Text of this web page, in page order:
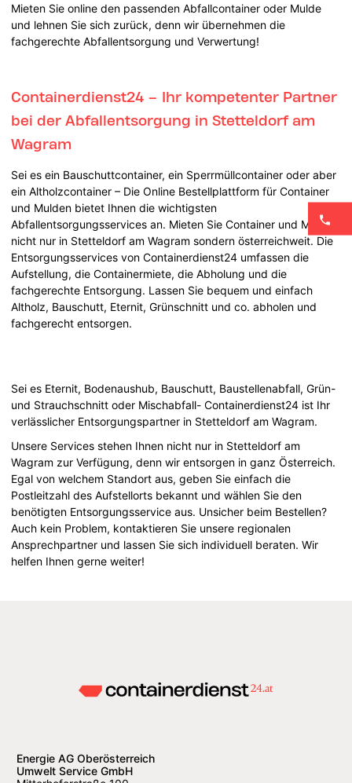
Mieten Sie online den passenden Abfallcontainer oder Mulde
und lehnen Sie sich zurück, denn wir übernehmen die
fachgerechte Abfallentsorgung und Verwertung!
Containerdienst24 – Ihr kompetenter Partner
bei der Abfallentsorgung in Stetteldorf am
Wagram
Sei es ein Bauschuttcontainer, ein Sperrmüllcontainer oder aber
ein Altholzcontainer – Die Online Bestellplattform für Container
und Mulden bietet Ihnen die wichtigsten
Abfallentsorgungsservices an. Mieten Sie Container und Mulden
nicht nur in Stetteldorf am Wagram sondern österreichweit. Die
Entsorgungsservices von Containerdienst24 umfassen die
Aufstellung, die Containermiete, die Abholung und die
fachgerechte Entsorgung. Lassen Sie bequem und einfach
Altholz, Bauschutt, Eternit, Grünschnitt und co. abholen und
fachgerecht entsorgen.
Sei es Eternit, Bodenaushub, Bauschutt, Baustellenabfall, Grün-
und Strauchschnitt oder Mischabfall- Containerdienst24 ist Ihr
verlässlicher Entsorgungspartner in Stetteldorf am Wagram.
Unsere Services stehen Ihnen nicht nur in Stetteldorf am
Wagram zur Verfügung, denn wir entsorgen in ganz Österreich.
Egal von welchem Standort aus, geben Sie einfach die
Postleitzahl des Aufstellorts bekannt und wählen Sie den
benötigten Entsorgungsservice aus. Unsicher beim Bestellen?
Auch kein Problem, kontaktieren Sie unsere regionalen
Ansprechpartner und lassen Sie sich individuell beraten. Wir
helfen Ihnen gerne weiter!
Energie AG Oberösterreich
Umwelt Service GmbH